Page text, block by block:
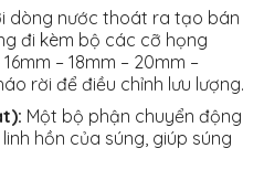
dòng nước thoát ra tạo bán
đi kèm bộ các cỡ họng
– 18mm – 20mm –
rời để điều chỉnh lưu lượng.
Một bộ phận chuyển động
hồn của súng, giúp súng